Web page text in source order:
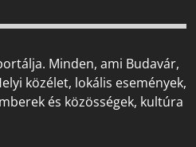
Minden, ami Budavár,
közélet, lokális események,
és közösségek, kultúra